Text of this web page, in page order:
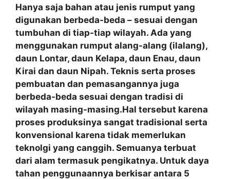
Hanya saja bahan atau jenis rumput yang
digunakan berbeda-beda – sesuai dengan
tumbuhan di tiap-tiap wilayah. Ada yang
menggunakan rumput alang-alang (ilalang),
daun Lontar, daun Kelapa, daun Enau, daun
Kirai dan daun Nipah. Teknis serta proses
pembuatan dan pemasangannya juga
berbeda-beda sesuai dengan tradisi di
wilayah masing-masing.Hal tersebut karena
proses produksinya sangat tradisional serta
konvensional karena tidak memerlukan
teknolgi yang canggih. Semuanya terbuat
dari alam termasuk pengikatnya. Untuk daya
tahan penggunaannya berkisar antara 5